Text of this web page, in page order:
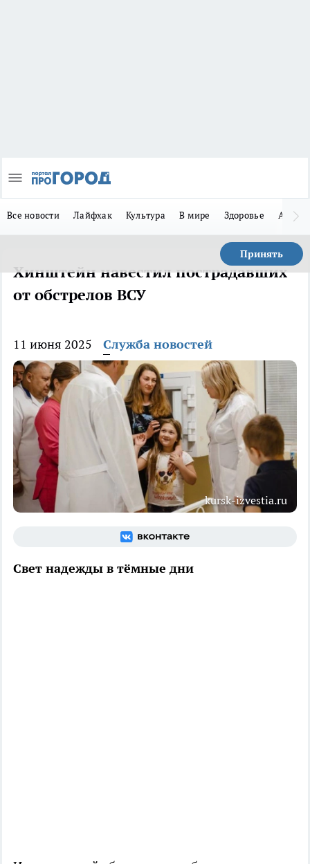
Все новости Лайфхак Культура В мире Здоровье Авто
Принять
Хинштейн навестил пострадавших
от обстрелов ВСУ
11 июня 2025 Служба новостей
kursk-izvestia.ru
Свет надежды в тёмные дни